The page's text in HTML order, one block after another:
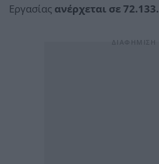
Εργασίας ανέρχεται σε 72.133.